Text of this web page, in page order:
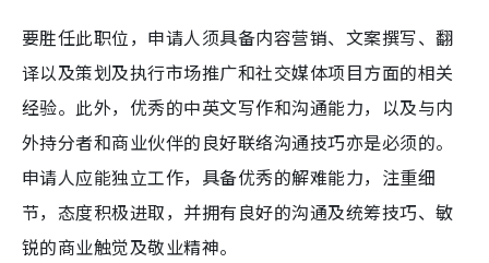
要胜任此职位，申请人须具备内容营销、文案撰写、翻
译以及策划及执行市场推广和社交媒体项目方面的相关
经验。此外，优秀的中英文写作和沟通能力，以及与内
外持分者和商业伙伴的良好联络沟通技巧亦是必须的。
申请人应能独立工作，具备优秀的解难能力，注重细
节，态度积极进取，并拥有良好的沟通及统筹技巧、敏
锐的商业触觉及敬业精神。